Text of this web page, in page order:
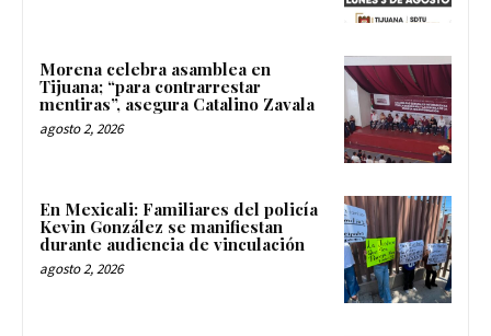
Morena celebra asamblea en
Tijuana; “para contrarrestar
mentiras”, asegura Catalino Zavala
agosto 2, 2026
En Mexicali: Familiares del policía
Kevin González se manifiestan
durante audiencia de vinculación
agosto 2, 2026